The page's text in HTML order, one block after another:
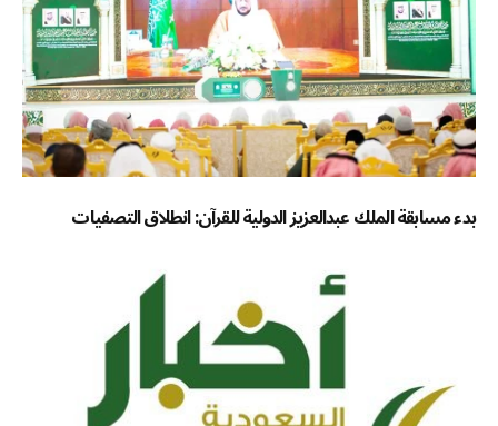
بدء مسابقة الملك عبدالعزيز الدولية للقرآن: انطلاق التصفيات